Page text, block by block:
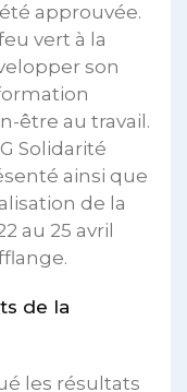
approuvée.
vert à la
son
être au travail.
Solidarité
ainsi que
de la
au 25 avril
de la
les résultats